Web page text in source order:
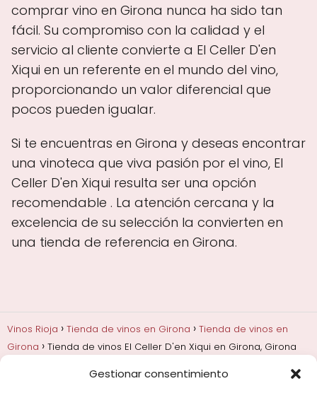
Gestionar consentimiento
comprar vino en Girona nunca ha sido tan
fácil. Su compromiso con la calidad y el
servicio al cliente convierte a El Celler D'en
Xiqui en un referente en el mundo del vino,
proporcionando un valor diferencial que
pocos pueden igualar.
Si te encuentras en Girona y deseas encontrar
una vinoteca que viva pasión por el vino, El
Celler D'en Xiqui resulta ser una opción
recomendable . La atención cercana y la
excelencia de su selección la convierten en
una tienda de referencia en Girona.
Vinos Rioja Tienda de vinos en Girona
Tienda de vinos en
Girona
Tienda de vinos El Celler D'en Xiqui en Girona, Girona
Añadas, crianza y guarda
Bodegas y marcas de